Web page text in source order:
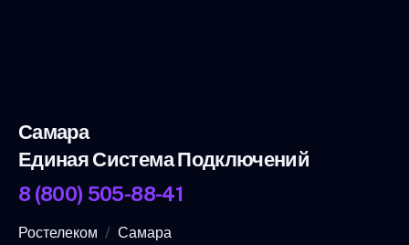
Самара
Единая Система Подключений
8 (800) 505-88-41
Ростелеком
Самара